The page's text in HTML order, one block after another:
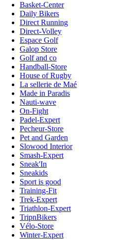
Basket-Center
Daily Bikers
Direct Running
Direct-Volley
Espace Golf
Galop Store
Golf and co
Handball-Store
House of Rugby
La sellerie de Maé
Made in Paradis
Nauti-wave
On-Fight
Padel-Expert
Pecheur-Store
Pet and Garden
Slowood Interior
Smash-Expert
Sneak'In
Sneakids
Sport is good
Training-Fit
Trek-Expert
Triathlon-Expert
TripnBikers
Vélo-Store
Winter-Expert